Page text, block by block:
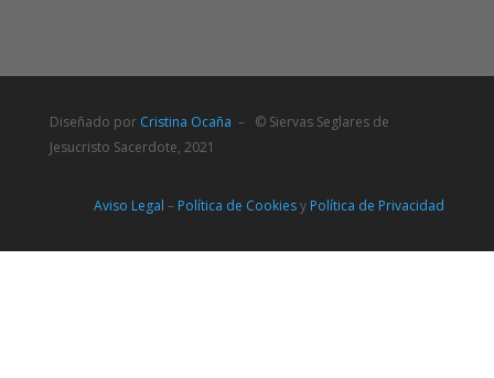
Diseñado por Cristina Ocaña – © Siervas Seglares de
Jesucristo Sacerdote, 2021
Aviso Legal – Política de Cookiesy Política de Privacidad